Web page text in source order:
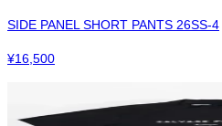
SIDE PANEL SHORT PANTS 26SS-4
¥16,500